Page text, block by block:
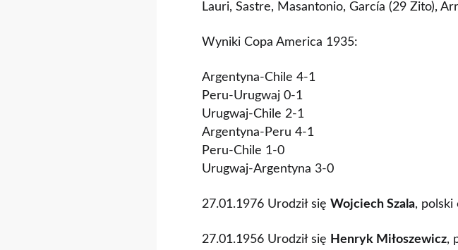
Lauri, Sastre, Masantonio, García (29 Zito),
Wyniki Copa America 1935:
Argentyna-Chile 4-1
Peru-Urugwaj 0-1
Urugwaj-Chile 2-1
Argentyna-Peru 4-1
Peru-Chile 1-0
Urugwaj-Argentyna 3-0
27.01.1976 Urodził się Wojciech Szala, polski
27.01.1956 Urodził się Henryk Miłoszewicz,